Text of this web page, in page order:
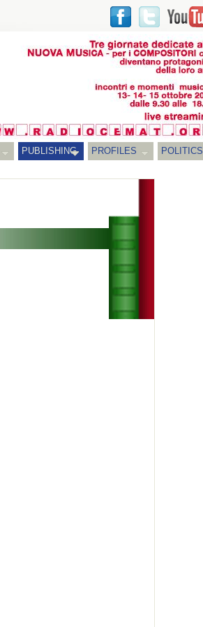
PUBLISHING PROFILES
POLITICS